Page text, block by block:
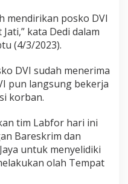
mendirikan posko DVI
kata Dedi dalam
(4/3/2023).
DVI sudah menerima
pun langsung bekerja
korban.
tim Labfor hari ini
Bareskrim dan
untuk menyelidiki
olah Tempat